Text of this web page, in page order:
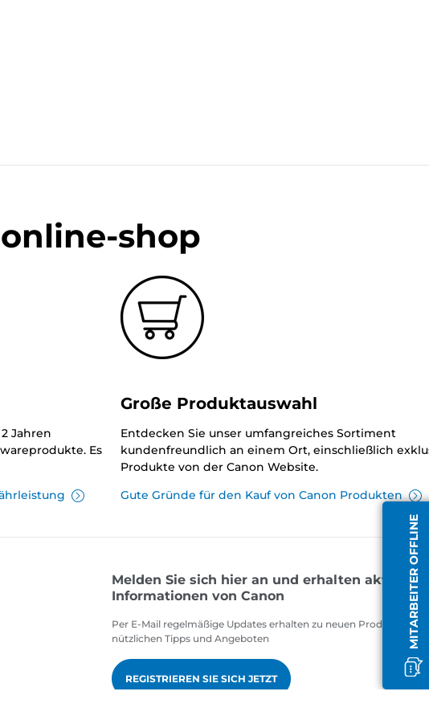
MITARBEITER OFFLINE
shop
Jahren
Es
Große Produktauswahl
Entdecken Sie unser umfangreiches Sortiment
kundenfreundlich an einem Ort, einschließlich
Produkte von der Canon Website.
Gute Gründe für den Kauf von Canon Produkten
Melden Sie sich hier an und erhalten aktuelle
Informationen von Canon
Per E-Mail regelmäßige Updates erhalten zu neuen Produkten,
nützlichen Tipps und Angeboten
REGISTRIEREN SIE SICH JETZT